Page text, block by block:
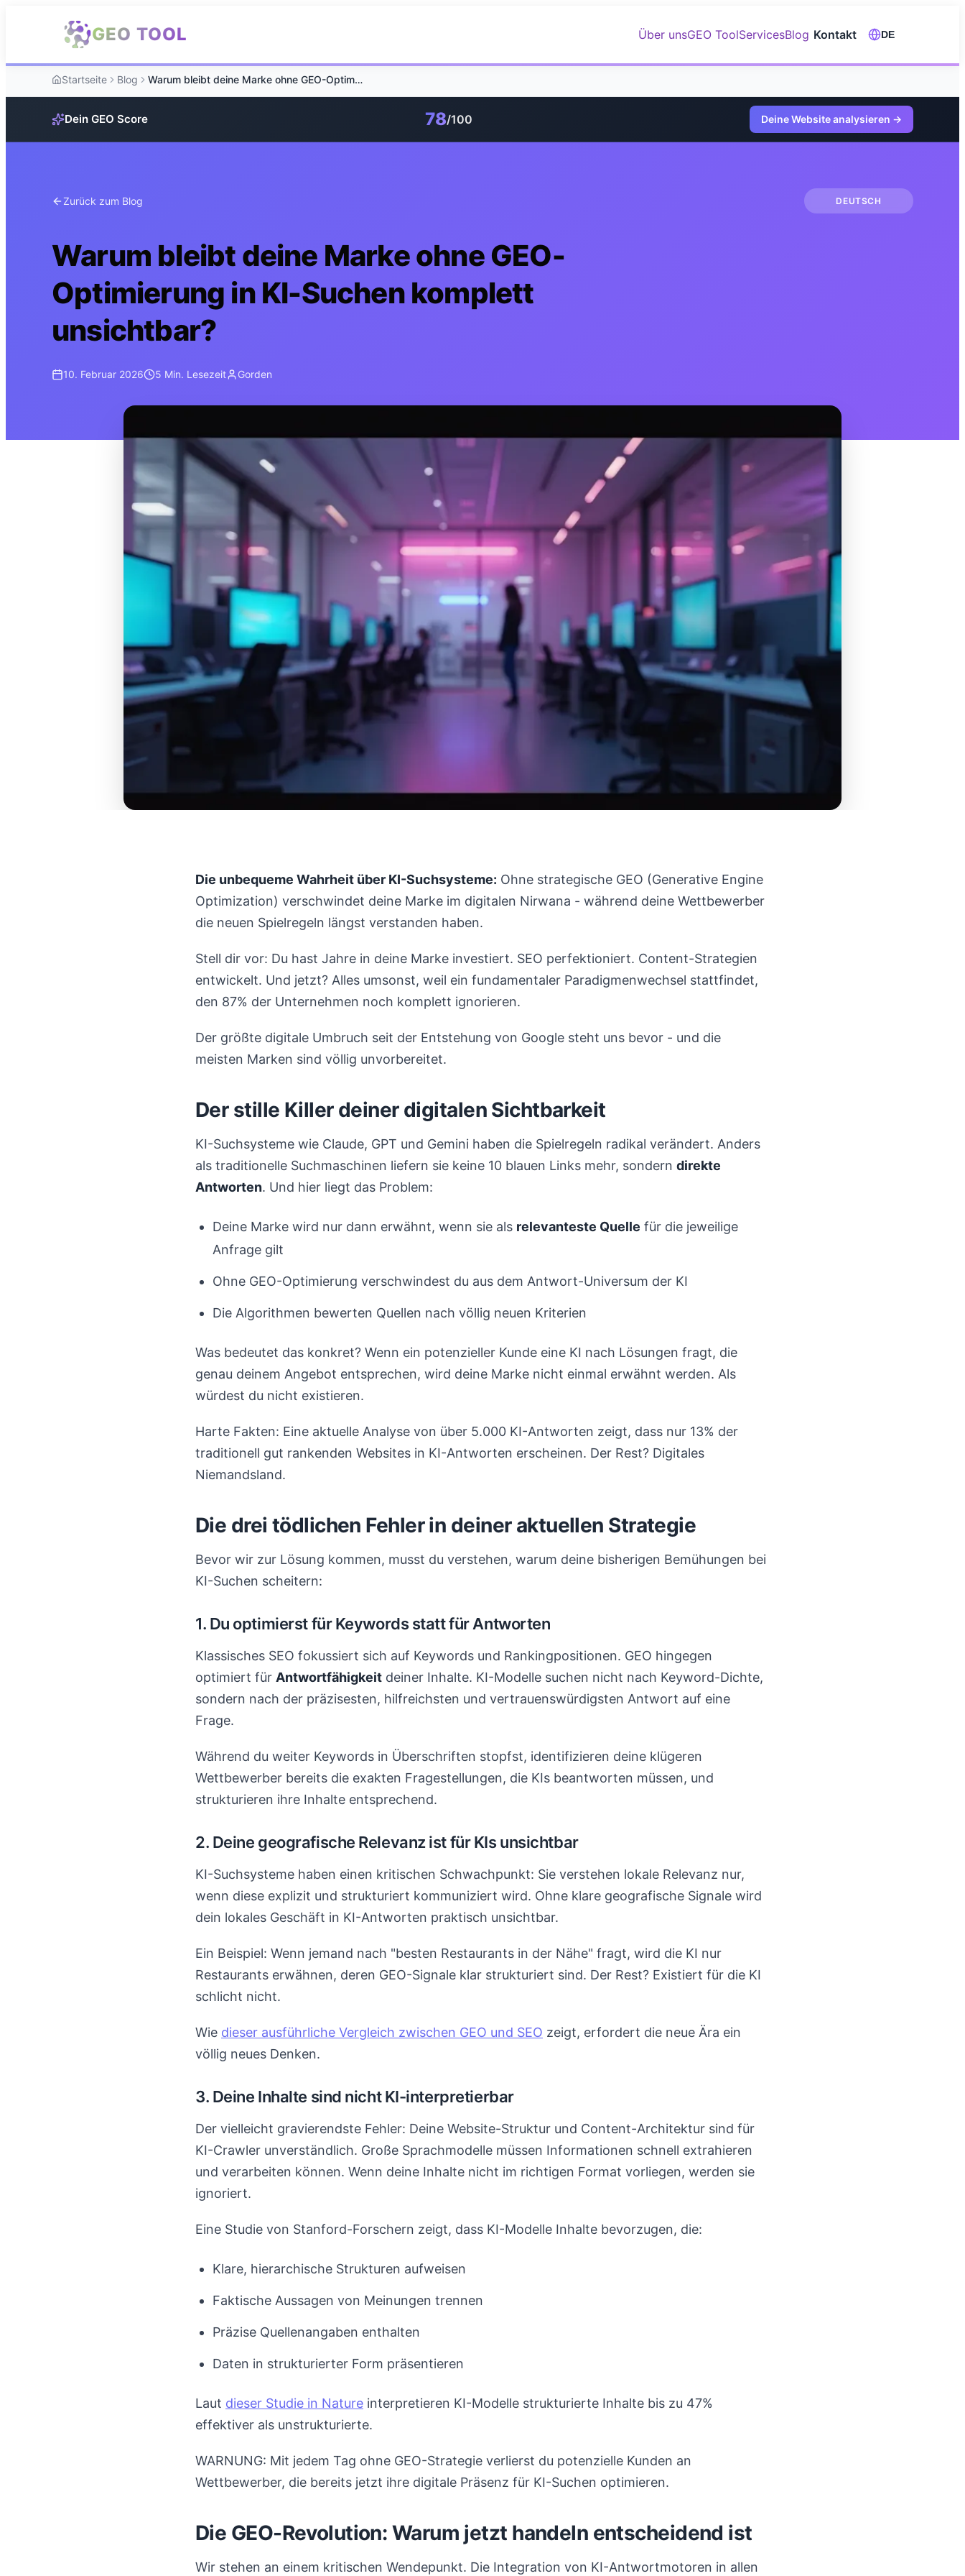
GEO TOOL Über unsGEO ToolServicesBlog Kontakt DE
Startseite Blog Warum bleibt deine Marke ohne GEO-Optimierung in KI-Suchen komplett unsichtbar?
Dein GEO Score 78/100 Deine Website analysieren →
Zurück zum Blog DEUTSCH
Warum bleibt deine Marke ohne GEO-
Optimierung in KI-Suchen komplett
unsichtbar?
10. Februar 2026 5 Min. Lesezeit Gorden
Die unbequeme Wahrheit über KI-Suchsysteme: Ohne strategische GEO (Generative Engine
Optimization) verschwindet deine Marke im digitalen Nirwana - während deine Wettbewerber
die neuen Spielregeln längst verstanden haben.
Stell dir vor: Du hast Jahre in deine Marke investiert. SEO perfektioniert. Content-Strategien
entwickelt. Und jetzt? Alles umsonst, weil ein fundamentaler Paradigmenwechsel stattfindet,
den 87% der Unternehmen noch komplett ignorieren.
Der größte digitale Umbruch seit der Entstehung von Google steht uns bevor - und die
meisten Marken sind völlig unvorbereitet.
Der stille Killer deiner digitalen Sichtbarkeit
KI-Suchsysteme wie Claude, GPT und Gemini haben die Spielregeln radikal verändert. Anders
als traditionelle Suchmaschinen liefern sie keine 10 blauen Links mehr, sondern direkte
Antworten. Und hier liegt das Problem:
Deine Marke wird nur dann erwähnt, wenn sie als relevanteste Quelle für die jeweilige
Anfrage gilt
Ohne GEO-Optimierung verschwindest du aus dem Antwort-Universum der KI
Die Algorithmen bewerten Quellen nach völlig neuen Kriterien
Was bedeutet das konkret? Wenn ein potenzieller Kunde eine KI nach Lösungen fragt, die
genau deinem Angebot entsprechen, wird deine Marke nicht einmal erwähnt werden. Als
würdest du nicht existieren.
Harte Fakten: Eine aktuelle Analyse von über 5.000 KI-Antworten zeigt, dass nur 13% der
traditionell gut rankenden Websites in KI-Antworten erscheinen. Der Rest? Digitales
Niemandsland.
Die drei tödlichen Fehler in deiner aktuellen Strategie
Bevor wir zur Lösung kommen, musst du verstehen, warum deine bisherigen Bemühungen bei
KI-Suchen scheitern:
1. Du optimierst für Keywords statt für Antworten
Klassisches SEO fokussiert sich auf Keywords und Rankingpositionen. GEO hingegen
optimiert für Antwortfähigkeit deiner Inhalte. KI-Modelle suchen nicht nach Keyword-Dichte,
sondern nach der präzisesten, hilfreichsten und vertrauenswürdigsten Antwort auf eine
Frage.
Während du weiter Keywords in Überschriften stopfst, identifizieren deine klügeren
Wettbewerber bereits die exakten Fragestellungen, die KIs beantworten müssen, und
strukturieren ihre Inhalte entsprechend.
2. Deine geografische Relevanz ist für KIs unsichtbar
KI-Suchsysteme haben einen kritischen Schwachpunkt: Sie verstehen lokale Relevanz nur,
wenn diese explizit und strukturiert kommuniziert wird. Ohne klare geografische Signale wird
dein lokales Geschäft in KI-Antworten praktisch unsichtbar.
Ein Beispiel: Wenn jemand nach "besten Restaurants in der Nähe" fragt, wird die KI nur
Restaurants erwähnen, deren GEO-Signale klar strukturiert sind. Der Rest? Existiert für die KI
schlicht nicht.
Wie dieser ausführliche Vergleich zwischen GEO und SEO zeigt, erfordert die neue Ära ein
völlig neues Denken.
3. Deine Inhalte sind nicht KI-interpretierbar
Der vielleicht gravierendste Fehler: Deine Website-Struktur und Content-Architektur sind für
KI-Crawler unverständlich. Große Sprachmodelle müssen Informationen schnell extrahieren
und verarbeiten können. Wenn deine Inhalte nicht im richtigen Format vorliegen, werden sie
ignoriert.
Eine Studie von Stanford-Forschern zeigt, dass KI-Modelle Inhalte bevorzugen, die:
Klare, hierarchische Strukturen aufweisen
Faktische Aussagen von Meinungen trennen
Präzise Quellenangaben enthalten
Daten in strukturierter Form präsentieren
Laut dieser Studie in Nature interpretieren KI-Modelle strukturierte Inhalte bis zu 47%
effektiver als unstrukturierte.
WARNUNG: Mit jedem Tag ohne GEO-Strategie verlierst du potenzielle Kunden an
Wettbewerber, die bereits jetzt ihre digitale Präsenz für KI-Suchen optimieren.
Die GEO-Revolution: Warum jetzt handeln entscheidend ist
Wir stehen an einem kritischen Wendepunkt. Die Integration von KI-Antwortmotoren in allen